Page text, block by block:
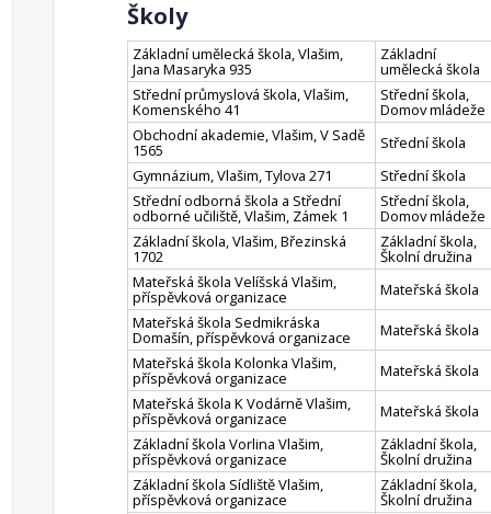
Školy
Základní umělecká škola, Vlašim,
Jana Masaryka 935
Základní
umělecká škola
Střední průmyslová škola, Vlašim,
Komenského 41
Střední škola,
Domov mládeže
Obchodní akademie, Vlašim, V Sadě
1565
Střední škola
Gymnázium, Vlašim, Tylova 271
Střední škola
Střední odborná škola a Střední
odborné učiliště, Vlašim, Zámek 1
Střední škola,
Domov mládeže
Základní škola, Vlašim, Březinská
1702
Základní škola,
Školní družina
Mateřská škola Velíšská Vlašim,
příspěvková organizace
Mateřská škola
Mateřská škola Sedmikráska
Domašín, příspěvková organizace
Mateřská škola
Mateřská škola Kolonka Vlašim,
příspěvková organizace
Mateřská škola
Mateřská škola K Vodárně Vlašim,
příspěvková organizace
Mateřská škola
Základní škola Vorlina Vlašim,
příspěvková organizace
Základní škola,
Školní družina
Základní škola Sídliště Vlašim,
příspěvková organizace
Základní škola,
Školní družina